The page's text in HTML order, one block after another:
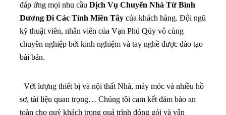
chuyển đến một địa điểm mới.